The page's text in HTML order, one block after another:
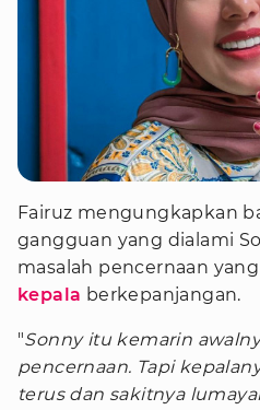
Fairuz mengungkapkan
gangguan yang dialami
masalah pencernaan
kepala berkepanjangan.
"Sonny itu kemarin
pencernaan. Tapi
terus dan sakitnya